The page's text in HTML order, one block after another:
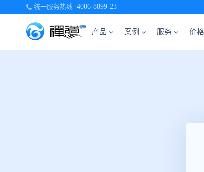
统一服务热线 4006-8899-23
产品 案例 服务 价格